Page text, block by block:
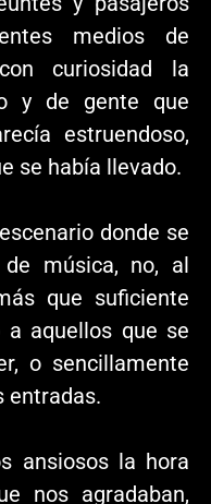
medios de
curiosidad la
y de gente que
estruendoso,
se había llevado.
donde se
música, no, al
que suficiente
aquellos que se
o sencillamente
entradas.
ansiosos la hora
nos agradaban,